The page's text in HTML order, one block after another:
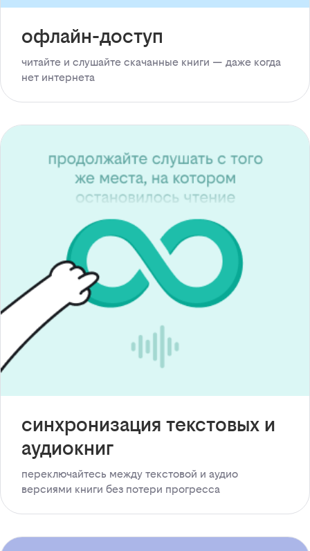
офлайн-доступ
читайте и слушайте скачанные книги — даже когда
нет интернета
синхронизация текстовых и
аудиокниг
переключайтесь между текстовой и аудио
версиями книги без потери прогресса